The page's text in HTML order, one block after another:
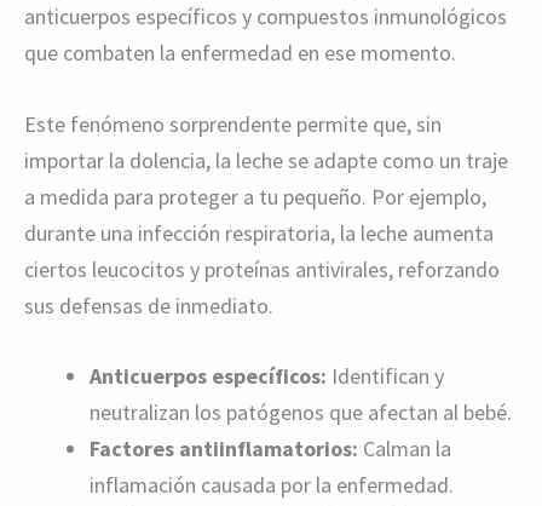
anticuerpos específicos y compuestos inmunológicos
que combaten la enfermedad en ese momento.
Este fenómeno sorprendente permite que, sin
importar la dolencia, la leche se adapte como un traje
a medida para proteger a tu pequeño. Por ejemplo,
durante una infección respiratoria, la leche aumenta
ciertos leucocitos y proteínas antivirales, reforzando
sus defensas de inmediato.
Anticuerpos específicos: Identifican y
neutralizan los patógenos que afectan al bebé.
Factores antiinflamatorios: Calman la
inflamación causada por la enfermedad.